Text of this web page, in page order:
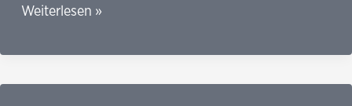
Acht
Argumente
gegen
Weiterlesen »